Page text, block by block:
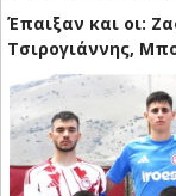
Έπαιξαν και οι:
Τσιρογιάννης,